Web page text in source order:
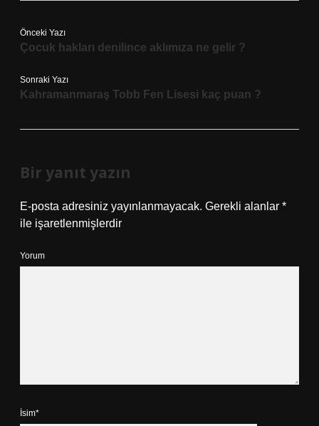
Önceki Yazı
Çocuk hakları denilince aklımıza ne gelir ?
Sonraki Yazı
Kahramanmaraş Tobb Fen Lisesi kaç puan ?
Bir yanıt yazın
E-posta adresiniz yayınlanmayacak. Gerekli alanlar *
ile işaretlenmişlerdir
Yorum
İsim*